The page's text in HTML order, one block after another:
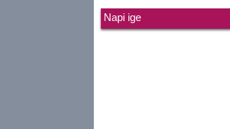
Napi ige